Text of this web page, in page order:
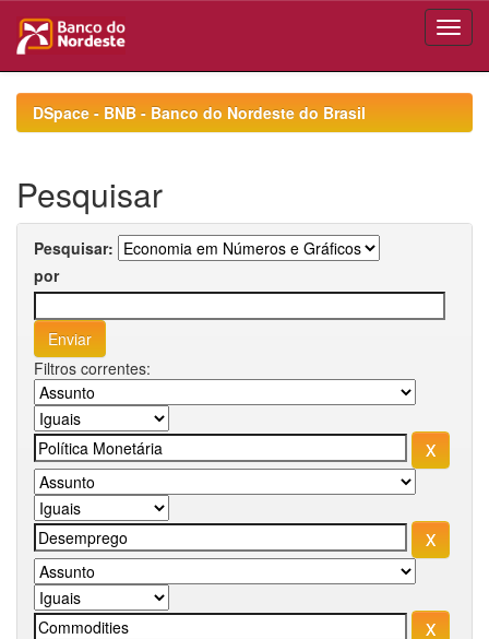
navigationDSpace - BNB - Banco do Nordeste do Brasil
Pesquisar
Pesquisar:
por
Filtros correntes: